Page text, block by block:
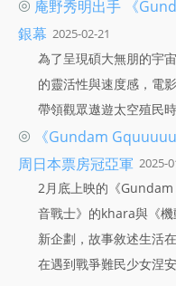
◎ 庵野秀明出手 《
銀幕 2025-02-21
為了呈現碩大無朋的宇
的靈活性與速度感，電
帶領觀眾遨遊太空殖民
◎
《Gundam
周日本票房冠亞軍 2025-
2月底上映的《
音戰士》的khara與《機
新企劃，故事敘述生活
在遇到戰爭難民少女涅